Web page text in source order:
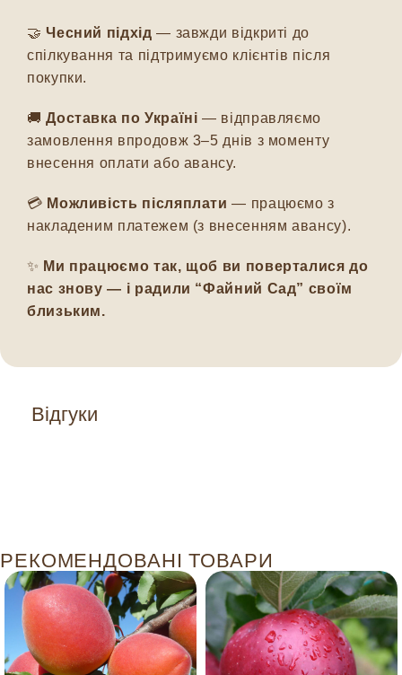
Відгуки
🤝Чесний підхід — завжди відкриті до
спілкування та підтримуємо клієнтів після
покупки.
🚚Доставка по Україні — відправляємо
замовлення впродовж 3–5 днів з моменту
внесення оплати або авансу.
💳 Можливість післяплати — працюємо з
накладеним платежем (з внесенням авансу).
✨ Ми працюємо так, щоб ви поверталися до
нас знову — і радили “Файний Сад” своїм
близьким.
РЕКОМЕНДОВАНІ ТОВАРИ